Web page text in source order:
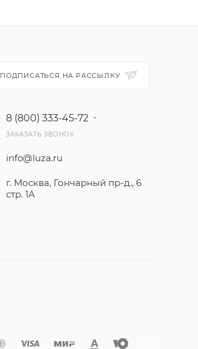
ПОДПИСАТЬСЯ НА РАССЫЛКУ
8 (800) 333-45-72
ЗАКАЗАТЬ ЗВОНОК
info@luza.ru
г. Москва, Гончарный пр-д., 6
стр. 1А